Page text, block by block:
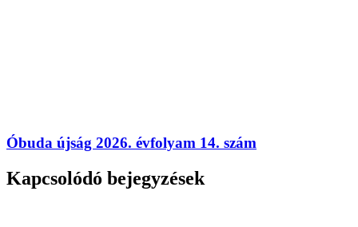
Óbuda újság 2026. évfolyam 14. szám
Kapcsolódó bejegyzések